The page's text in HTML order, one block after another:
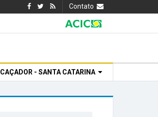
Contato
CAÇADOR - SANTA CATARINA